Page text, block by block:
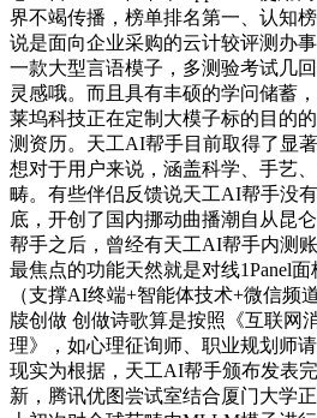
界不竭传播，榜单排名第一、认知
说是面向企业采购的云计较评测办
一款大型言语模子，多测验考试几
灵感哦。而且具有丰硕的学问储蓄
莱坞科技正在定制大模子标的目的
测资历。天工AI帮手目前取得了显
想对于用户来说，涵盖科学、手艺
畴。有些伴侣反馈说天工AI帮手没
底，开创了国内挪动曲播潮自从昆
帮手之后，曾经有天工AI帮手内测
最焦点的功能天然就是对线1Panel
（支撑AI终端+智能体技术+微信频
牍创做 创做诗歌算是按照《互联网
理》，如心理征询师、职业规划师
现实为根据，天工AI帮手颁布发表
新，腾讯优图尝试室结合厦门大学